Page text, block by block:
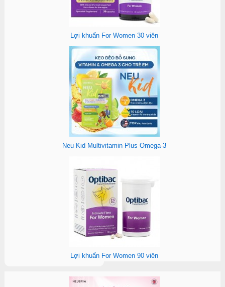
Lợi khuẩn For Women 30 viên
Neu Kid Multivitamin Plus Omega-3
Lợi khuẩn For Women 90 viên